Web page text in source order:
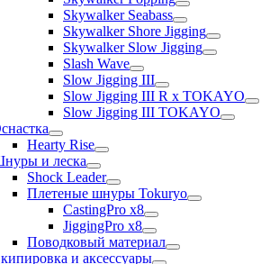
Skywalker Seabass
Skywalker Shore Jigging
Skywalker Slow Jigging
Slash Wave
Slow Jigging III
Slow Jigging III R x TOKAYO
Slow Jigging III TOKAYO
Hearty Rise
и леска
Shock Leader
Плетеные шнуры Tokuryo
CastingPro x8
JiggingPro x8
Поводковый материал
и аксессуары